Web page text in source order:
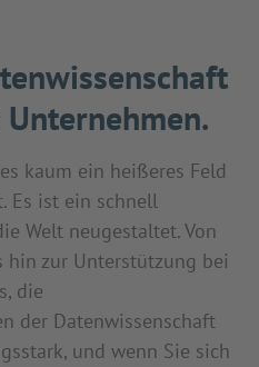
kaum ein heißeres Feld
Es ist ein schnell
Welt neugestaltet. Von
hin zur Unterstützung bei
die
der Datenwissenschaft
und wenn Sie sich